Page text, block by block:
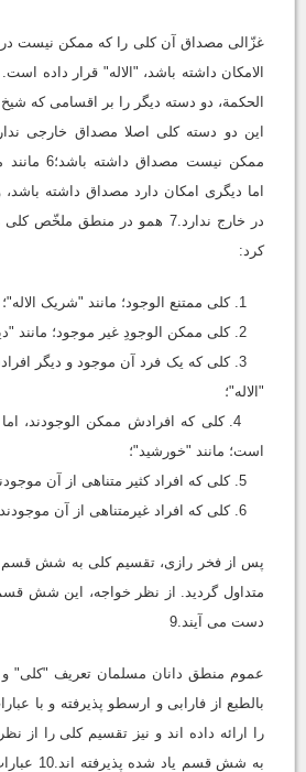
غزّالی مصداق آن کلی را که ممکن نیست در
الامکان داشته باشد، "الاله" قرار داده
الحکمة، دو دسته دیگر را بر اقسامی که
این دو دسته کلی اصلا مصداق خارجی
ممکن نیست
اما دیگری امکان دارد مصداق داشته
در خارج ندارد.7 همو در منطق
کرد:
3. کلی که یک فرد آن موجود و دیگر
"الاله"؛
4. کلی که افرادش ممکن الوجودند،
است؛ مانند "خورشید"؛
پس از فخر رازی، تقسیم کلی به شش قسم
متداول گردید. از نظر خواجه، این شش
دست می آیند.9
عموم منطق دانان مسلمان تعریف "کلی" و
بالطبع از فارابی و ارسطو پذیرفته و با
را ارائه داده اند و نیز تقسیم کلی را از
به شش قسم